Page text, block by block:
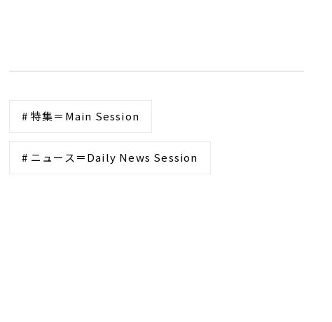
# 特集＝Main Session
# ニュース＝Daily News Session